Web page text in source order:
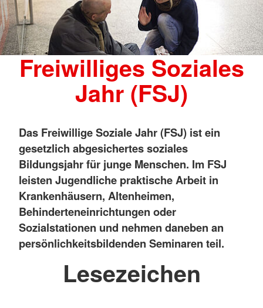
Freiwilliges Soziales
Jahr (FSJ)
Das Freiwillige Soziale Jahr (FSJ) ist ein
gesetzlich abgesichertes soziales
Bildungsjahr für junge Menschen. Im FSJ
leisten Jugendliche praktische Arbeit in
Krankenhäusern, Altenheimen,
Behinderteneinrichtungen oder
Sozialstationen und nehmen daneben an
persönlichkeitsbildenden Seminaren teil.
Lesezeichen